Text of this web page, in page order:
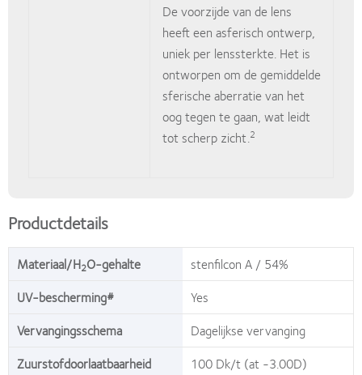
De voorzijde van de lens
heeft een asferisch ontwerp,
uniek per lenssterkte. Het is
ontworpen om de gemiddelde
sferische aberratie van het
oog tegen te gaan, wat leidt
tot scherp zicht.2
Productdetails
Materiaal/H2O-gehalte
stenfilcon A / 54%
UV-bescherming#
Yes
Vervangingsschema
Dagelijkse vervanging
Zuurstofdoorlaatbaarheid
100 Dk/t (at -3.00D)